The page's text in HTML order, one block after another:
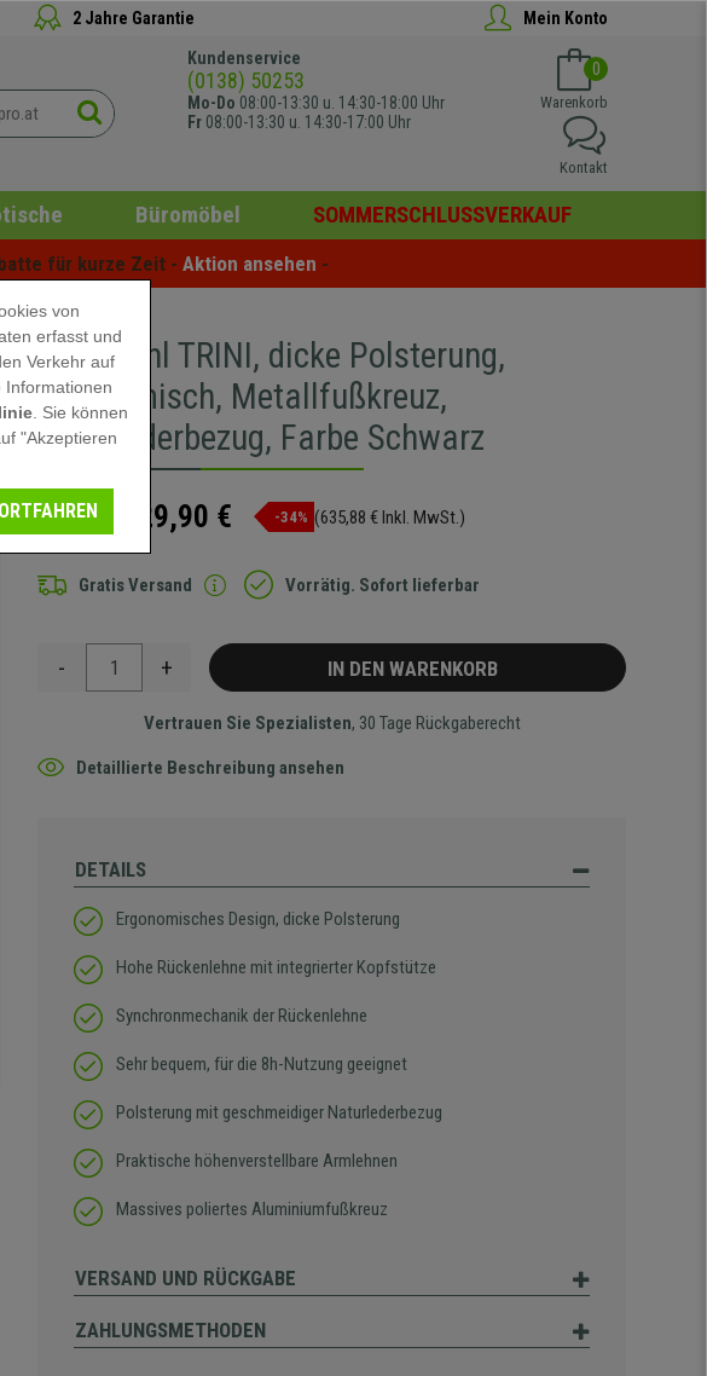
2 Jahre Garantie Mein Konto
Kundenservice
(0138) 50253
Mo-Do 08:00-13:30 u. 14:30-18:00 Uhr
Fr 08:00-13:30 u. 14:30-17:00 Uhr
0
Warenkorb
Kontakt
Büromöbel SOMMERSCHLUSSVERKAUF
für kurze Zeit - Aktion ansehen -
Bürostuhl TRINI, dicke Polsterung,
ergonomisch, Metallfußkreuz,
Naturlederbezug, Farbe Schwarz
799,90 € 529,90 € -34% (635,88 € Inkl. MwSt.)
Gratis Versand Vorrätig. Sofort lieferbar
- + IN DEN WARENKORB
Vertrauen Sie Spezialisten, 30 Tage Rückgaberecht
Detaillierte Beschreibung ansehen
DETAILS
Ergonomisches Design, dicke Polsterung
Hohe Rückenlehne mit integrierter Kopfstütze
Synchronmechanik der Rückenlehne
Sehr bequem, für die 8h-Nutzung geeignet
Polsterung mit geschmeidiger Naturlederbezug
Praktische höhenverstellbare Armlehnen
Massives poliertes Aluminiumfußkreuz
VERSAND UND RÜCKGABE
ZAHLUNGSMETHODEN
von
erfasst und
Verkehr auf
Informationen
. Sie können
"Akzeptieren